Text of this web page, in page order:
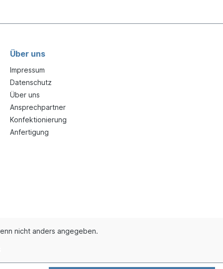
Über uns
Impressum
Datenschutz
Über uns
Ansprechpartner
Konfektionierung
Anfertigung
nicht anders angegeben.